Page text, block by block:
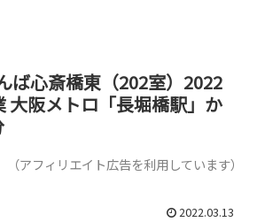
ば心斎橋東（202室）2022
大阪メトロ「長堀橋駅」か
（アフィリエイト広告を利用しています）
2022.03.13